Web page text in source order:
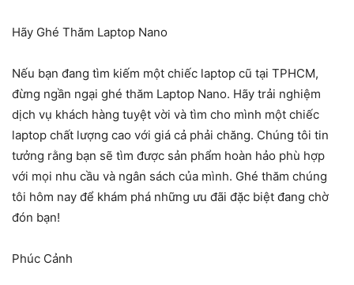
Hãy Ghé Thăm Laptop Nano
Nếu bạn đang tìm kiếm một chiếc laptop cũ tại TPHCM,
đừng ngần ngại ghé thăm Laptop Nano. Hãy trải nghiệm
dịch vụ khách hàng tuyệt vời và tìm cho mình một chiếc
laptop chất lượng cao với giá cả phải chăng. Chúng tôi tin
tưởng rằng bạn sẽ tìm được sản phẩm hoàn hảo phù hợp
với mọi nhu cầu và ngân sách của mình. Ghé thăm chúng
tôi hôm nay để khám phá những ưu đãi đặc biệt đang chờ
đón bạn!
Phúc Cảnh